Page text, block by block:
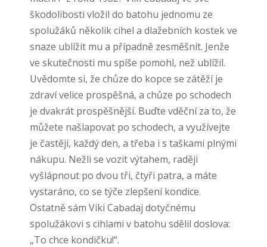
škodolibosti vložil do batohu jednomu ze
spolužáků několik cihel a dlažebních kostek ve
snaze ublížit mu a případně zesměšnit. Jenže
ve skutečnosti mu spíše pomohl, než ublížil.
Uvědomte si, že chůze do kopce se zátěží je
zdraví velice prospěšná, a chůze po schodech
je dvakrát prospěšnější. Buďte vděční za to, že
můžete našlapovat po schodech, a využívejte
je častěji, každý den, a třeba i s taškami plnými
nákupu. Nežli se vozit výtahem, raději
vyšlápnout po dvou tři, čtyři patra, a máte
vystaráno, co se týče zlepšení kondice.
Ostatně sám Viki Cabadaj dotyčnému
spolužákovi s cihlami v batohu sdělil doslova:
„To chce kondičku!“.